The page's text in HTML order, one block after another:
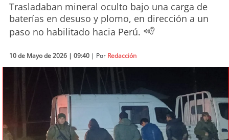
Actualidad
Entretención
Economía
Tecnología
Trasladaban mineral oculto bajo una carga de
baterías en desuso y plomo, en dirección a un
paso no habilitado hacia Perú.
10 de Mayo de 2026 | 09:40 | Por Redacción